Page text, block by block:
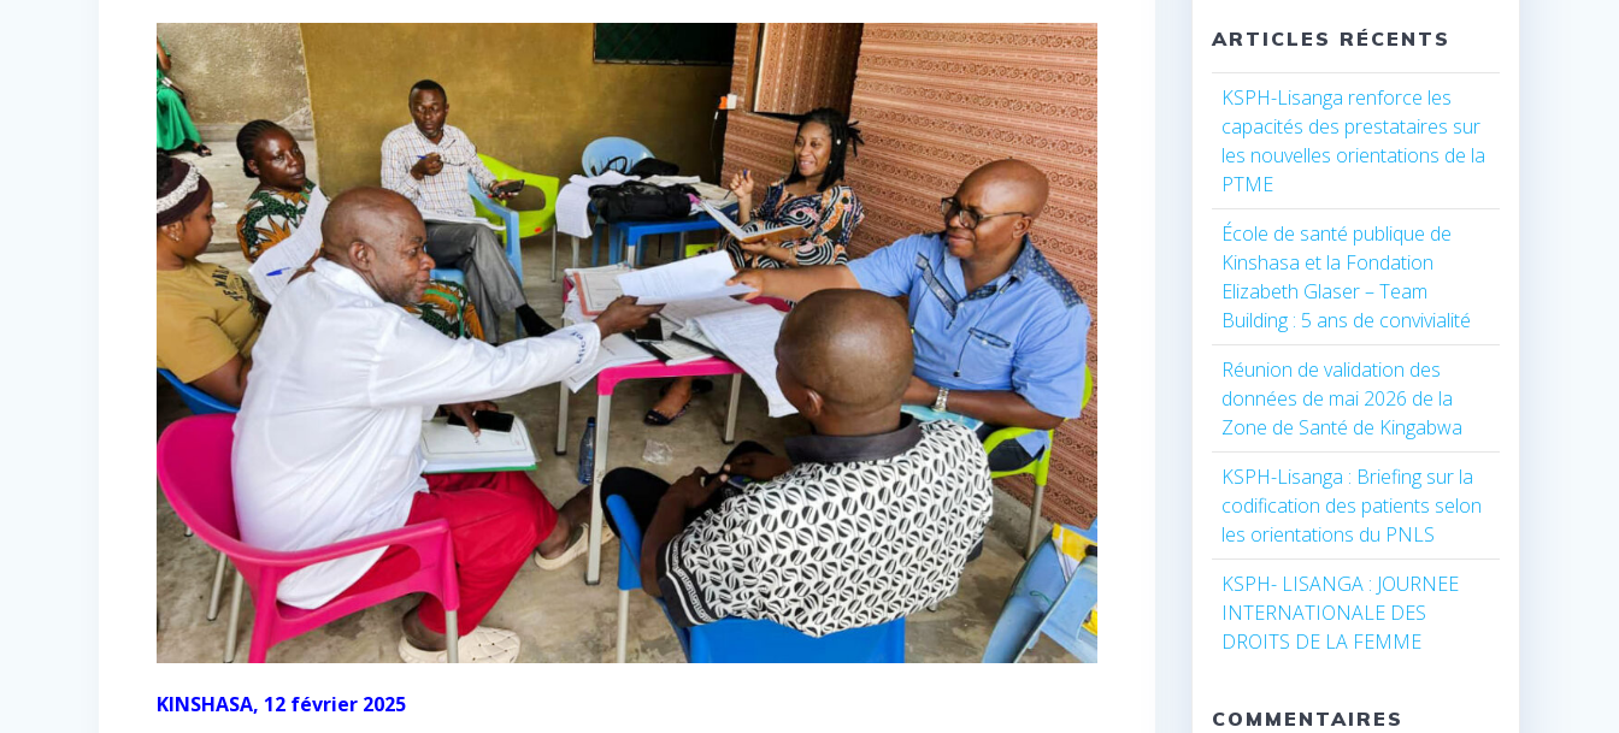
KINSHASA, 12 février 2025
ARTICLES RÉCENTS
KSPH-Lisanga renforce les
capacités des prestataires sur
les nouvelles orientations de la
PTME
École de santé publique de
Kinshasa et la Fondation
Elizabeth Glaser – Team
Building : 5 ans de convivialité
Réunion de validation des
données de mai 2026 de la
Zone de Santé de Kingabwa
KSPH-Lisanga : Briefing sur la
codification des patients selon
les orientations du PNLS
KSPH- LISANGA : JOURNEE
INTERNATIONALE DES
DROITS DE LA FEMME
COMMENTAIRES